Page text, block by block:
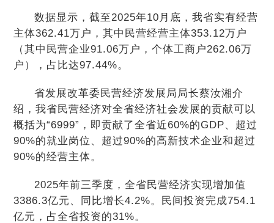
数据显示，截至2025年10月底，我省实有经营
主体362.41万户，其中民营经营主体353.12万户
（其中民营企业91.06万户，个体工商户262.06万
户），占比达97.44%。
省发展改革委民营经济发展局局长蔡汝湘介
绍，我省民营经济对全省经济社会发展的贡献可以
概括为“6999”，即贡献了全省近60%的GDP、超过
90%的就业岗位、超过90%的高新技术企业和超过
90%的经营主体。
2025年前三季度，全省民营经济实现增加值
3386.3亿元、同比增长4.2%。民间投资完成754.1
亿元，占全省投资的31%。